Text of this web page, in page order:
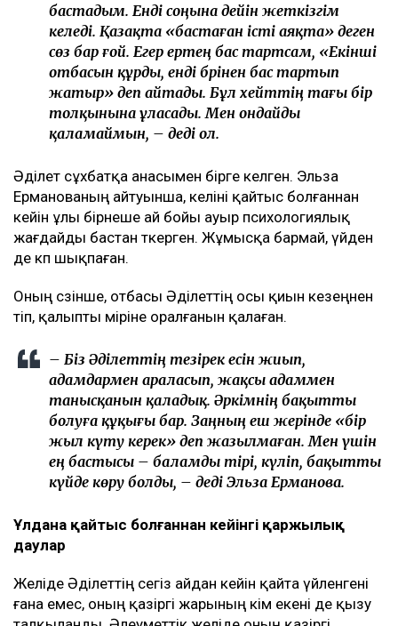
бастадым. Енді соңына дейін жеткізгім
келеді. Қазақта «бастаған істі аяқта» деген
сөз бар ғой. Егер ертең бас тартсам, «Екінші
отбасын құрды, енді бәрінен бас тартып
жатыр» деп айтады. Бұл хейттің тағы бір
толқынына ұласады. Мен ондайды
қаламаймын, – деді ол.
Әділет сұхбатқа анасымен бірге келген. Эльза
Ерманованың айтуынша, келіні қайтыс болғаннан
кейін ұлы бірнеше ай бойы ауыр психологиялық
жағдайды бастан өткерген. Жұмысқа бармай, үйден
де көп шықпаған.
Оның сөзінше, отбасы Әділеттің осы қиын кезеңнен
өтіп, қалыпты өміріне оралғанын қалаған.
– Біз Әділеттің тезірек есін жиып,
адамдармен араласып, жақсы адаммен
танысқанын қаладық. Әркімнің бақытты
болуға құқығы бар. Заңның еш жерінде «бір
жыл күту керек» деп жазылмаған. Мен үшін
ең бастысы – баламды тірі, күліп, бақытты
күйде көру болды, – деді Эльза Ерманова.
Ұлдана қайтыс болғаннан кейінгі қаржылық
даулар
Желіде Әділеттің сегіз айдан кейін қайта үйленгені
ғана емес, оның қазіргі жарының кім екені де қызу